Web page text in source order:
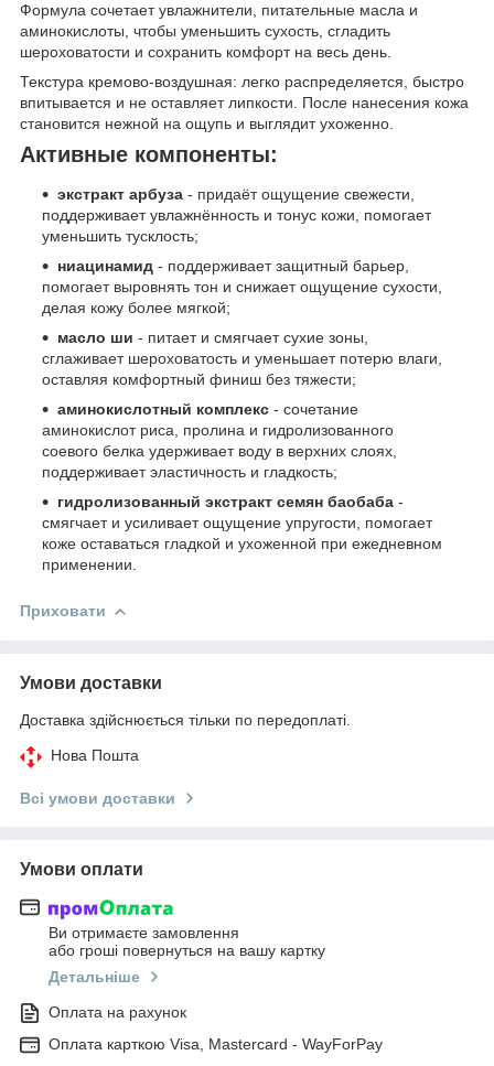
Формула сочетает увлажнители, питательные масла и
аминокислоты, чтобы уменьшить сухость, сгладить
шероховатости и сохранить комфорт на весь день.
Текстура кремово-воздушная: легко распределяется, быстро
впитывается и не оставляет липкости. После нанесения кожа
становится нежной на ощупь и выглядит ухоженно.
Активные компоненты:
экстракт арбуза - придаёт ощущение свежести,
поддерживает увлажнённость и тонус кожи, помогает
уменьшить тусклость;
ниацинамид - поддерживает защитный барьер,
помогает выровнять тон и снижает ощущение сухости,
делая кожу более мягкой;
масло ши - питает и смягчает сухие зоны,
сглаживает шероховатость и уменьшает потерю влаги,
оставляя комфортный финиш без тяжести;
аминокислотный комплекс - сочетание
аминокислот риса, пролина и гидролизованного
соевого белка удерживает воду в верхних слоях,
поддерживает эластичность и гладкость;
гидролизованный экстракт семян баобаба -
смягчает и усиливает ощущение упругости, помогает
коже оставаться гладкой и ухоженной при ежедневном
применении.
Приховати
Умови доставки
Доставка здійснюється тільки по передоплаті.
Нова Пошта
Всі умови доставки
Умови оплати
Ви отримаєте замовлення
або гроші повернуться на вашу картку
Детальніше
Оплата на рахунок
Оплата карткою Visa, Mastercard - WayForPay